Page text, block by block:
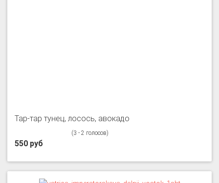
Тар-тар тунец, лосось, авокадо
(3 - 2 голосов)
550 руб